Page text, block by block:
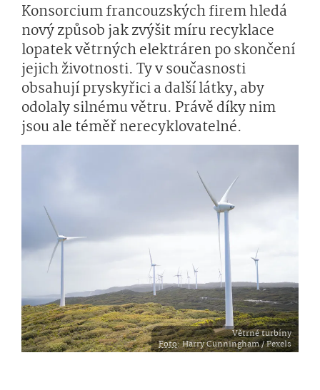
Konsorcium francouzských firem hledá
nový způsob jak zvýšit míru recyklace
lopatek větrných elektráren po skončení
jejich životnosti. Ty v současnosti
obsahují pryskyřici a další látky, aby
odolaly silnému větru. Právě díky nim
jsou ale téměř nerecyklovatelné.
Větrné turbíny
Foto: Harry Cunningham / Pexels